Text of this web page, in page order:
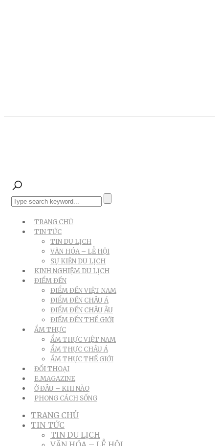
TRANG CHỦ
TIN TỨC
TIN DU LỊCH
VĂN HÓA – LỄ HỘI
SỰ KIỆN DU LỊCH
KINH NGHIỆM DU LỊCH
ĐIỂM ĐẾN
ĐIỂM ĐẾN VIỆT NAM
ĐIỂM ĐẾN CHÂU Á
ĐIỂM ĐẾN CHÂU ÂU
ĐIỂM ĐẾN THẾ GIỚI
ẨM THỰC
ẨM THỰC VIỆT NAM
ẨM THỰC CHÂU Á
ẨM THỰC THẾ GIỚI
ĐỐI THOẠI
E.MAGAZINE
Ở ĐÂU – KHI NÀO
PHONG CÁCH SỐNG
TRANG CHỦ
TIN TỨC
TIN DU LỊCH